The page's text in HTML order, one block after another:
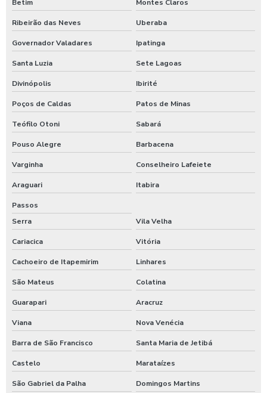
Betim Montes Claros
Ribeirão das Neves Uberaba
Governador Valadares Ipatinga
Santa Luzia Sete Lagoas
Divinópolis Ibirité
Poços de Caldas Patos de Minas
Teófilo Otoni Sabará
Pouso Alegre Barbacena
Varginha Conselheiro Lafeiete
Araguari Itabira
Passos
Serra
Vila Velha
Cariacica Vitória
Cachoeiro de Itapemirim Linhares
São Mateus Colatina
Guarapari Aracruz
Viana Nova Venécia
Barra de São Francisco Santa Maria de Jetibá
Castelo Marataízes
São Gabriel da Palha Domingos Martins